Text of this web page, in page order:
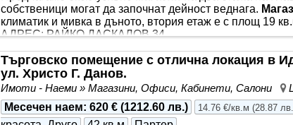
собственици могат да започнат дейност веднага.
климатик и мивка в дъното, втория етаж е с площ 19
АДРЕС: РАЙКО ДАСКАЛОВ 34
Търговско помещение с отлична локация в
ул. Христо Г. Данов.
Имоти - Наеми » Магазини, Офиси, Кабинети, Салони
Месечен наем: 620 € (1212.60 лв.) 14.76 €/кв.м (28.87